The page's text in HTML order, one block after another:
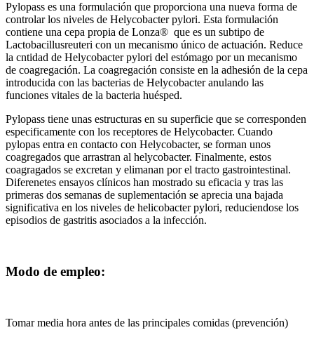
Pylopass es una formulación que proporciona una nueva forma de
controlar los niveles de Helycobacter pylori. Esta formulación
contiene una cepa propia de Lonza® que es un subtipo de
Lactobacillusreuteri con un mecanismo único de actuación. Reduce
la cntidad de Helycobacter pylori del estómago por un mecanismo
de coagregación. La coagregación consiste en la adhesión de la cepa
introducida con las bacterias de Helycobacter anulando las
funciones vitales de la bacteria huésped.
Pylopass tiene unas estructuras en su superficie que se corresponden
especificamente con los receptores de Helycobacter. Cuando
pylopas entra en contacto con Helycobacter, se forman unos
coagregados que arrastran al helycobacter. Finalmente, estos
coagragados se excretan y elimanan por el tracto gastrointestinal.
Diferenetes ensayos clínicos han mostrado su eficacia y tras las
primeras dos semanas de suplementación se aprecia una bajada
significativa en los niveles de helicobacter pylori, reduciendose los
episodios de gastritis asociados a la infección.
Modo de empleo:
Tomar media hora antes de las principales comidas (prevención)